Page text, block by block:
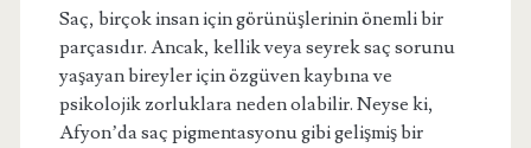
Saç, birçok insan için görünüşlerinin önemli bir
parçasıdır. Ancak, kellik veya seyrek saç sorunu
yaşayan bireyler için özgüven kaybına ve
psikolojik zorluklara neden olabilir. Neyse ki,
Afyon’da saç pigmentasyonu gibi gelişmiş bir